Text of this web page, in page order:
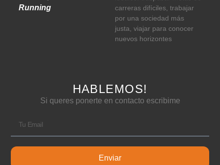
Running
carreras difíciles, trabajar
por una sociedad más
justa, viajar para conocer
nuevos horizontes
HABLEMOS!
Si queres ponerte en contacto escribime
Enviar